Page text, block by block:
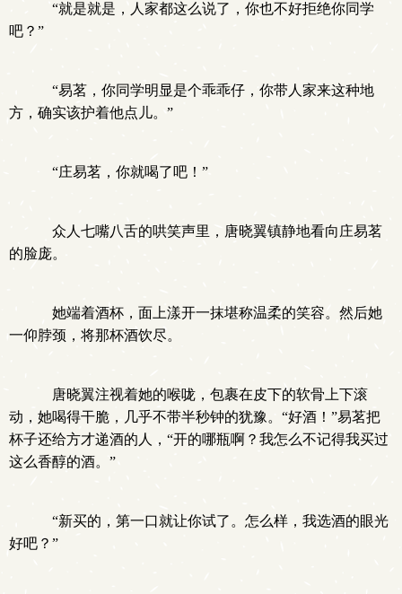
“就是就是，人家都这么说了，你也不好拒绝你同学
吧？”
“易茗，你同学明显是个乖乖仔，你带人家来这种地
方，确实该护着他点儿。”
“庄易茗，你就喝了吧！”
众人七嘴八舌的哄笑声里，唐晓翼镇静地看向庄易茗
的脸庞。
她端着酒杯，面上漾开一抹堪称温柔的笑容。然后她
一仰脖颈，将那杯酒饮尽。
唐晓翼注视着她的喉咙，包裹在皮下的软骨上下滚
动，她喝得干脆，几乎不带半秒钟的犹豫。“好酒！”易茗把
杯子还给方才递酒的人，“开的哪瓶啊？我怎么不记得我买过
这么香醇的酒。”
“新买的，第一口就让你试了。怎么样，我选酒的眼光
好吧？”